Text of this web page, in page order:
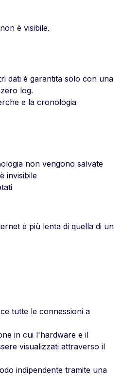
è visibile.
dati è garantita solo con una
log.
e la cronologia
non vengono salvate
invisibile
è più lenta di quella di un
tutte le connessioni a
in cui l'hardware e il
visualizzati attraverso il
indipendente tramite una